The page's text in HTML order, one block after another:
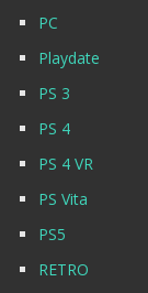
PC
Playdate
PS 3
PS 4
PS 4 VR
PS Vita
PS5
RETRO